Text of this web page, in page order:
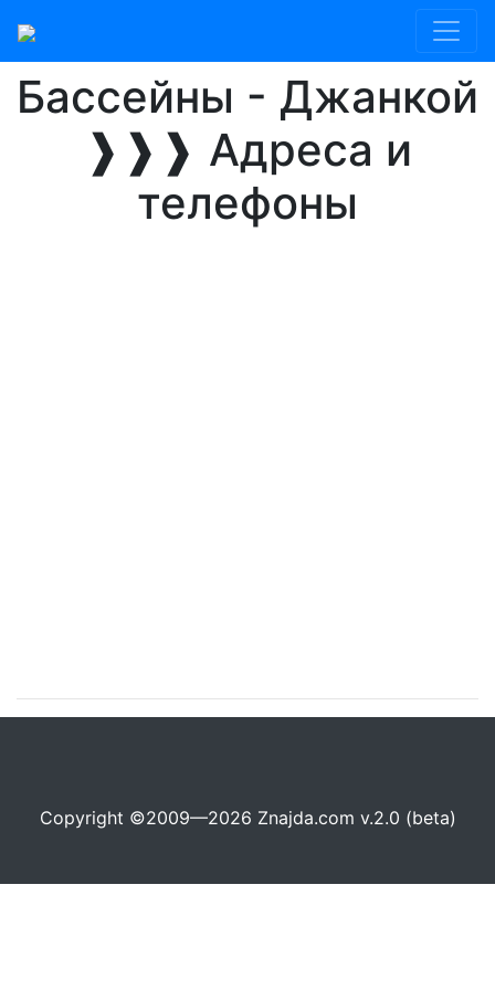
Главная
Бассейны - Джанкой
❱❱❱ Адреса и
телефоны
Copyright ©2009—2026 Znajda.com v.2.0 (beta)